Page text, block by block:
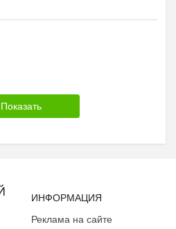
ИНФОРМАЦИЯ
Реклама на сайте